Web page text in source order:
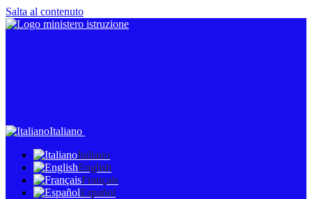
Salta al contenuto
Italiano
Italiano
English
Français
Español